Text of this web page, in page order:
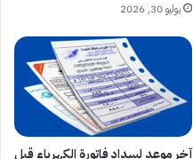
يوليو 30, 2026
آخر موعد لسداد فاتورة الكهرباء قبل